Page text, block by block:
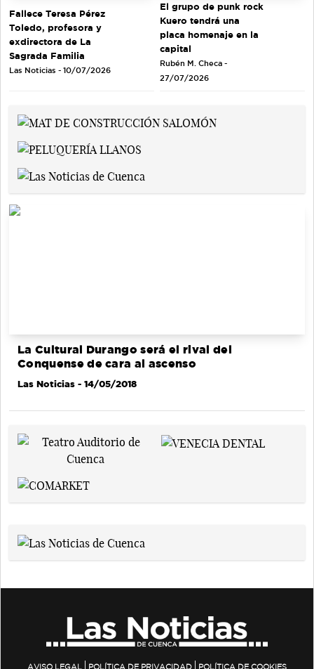
Fallece Teresa Pérez
Toledo, profesora y
exdirectora de La
Sagrada Familia
Las Noticias - 10/07/2026
El grupo de punk rock
Kuero tendrá una
placa homenaje en la
capital
Rubén M. Checa -
27/07/2026
La Cultural Durango será el rival del
Conquense de cara al ascenso
Las Noticias - 14/05/2018
AVISO LEGAL POLÍTICA DE PRIVACIDAD POLÍTICA DE COOKIES